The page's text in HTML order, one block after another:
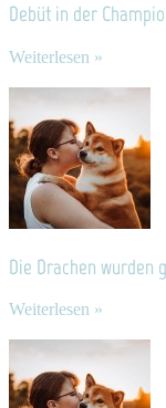
Debüt in der
Weiterlesen »
Die Drachen wurden
Weiterlesen »